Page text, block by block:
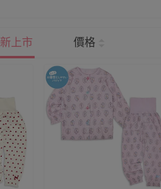
新上市 價格